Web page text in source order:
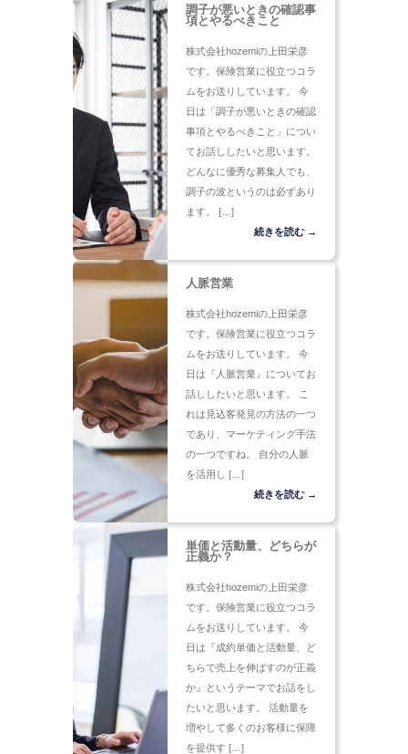
調子が悪いときの確認事
項とやるべきこと
株式会社hozemiの上田栄彦
です。保険営業に役立つコラ
ムをお送りしています。 今
日は「調子が悪いときの確認
事項とやるべきこと」につい
てお話ししたいと思います。
どんなに優秀な募集人でも、
調子の波というのは必ずあり
ます。 […]
続きを読む →
人脈営業
株式会社hozemiの上田栄彦
です。保険営業に役立つコラ
ムをお送りしています。 今
日は『人脈営業』についてお
話ししたいと思います。 こ
れは見込客発見の方法の一つ
であり、マーケティング手法
の一つですね。 自分の人脈
を活用し […]
続きを読む →
単価と活動量、どちらが
正義か？
株式会社hozemiの上田栄彦
です。保険営業に役立つコラ
ムをお送りしています。 今
日は『成約単価と活動量、ど
ちらで売上を伸ばすのが正義
か』というテーマでお話をし
たいと思います。 活動量を
増やして多くのお客様に保障
を提供す […]